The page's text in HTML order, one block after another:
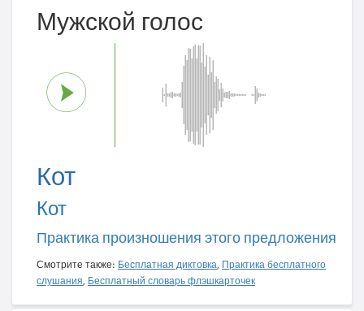
Мужской голос
Кот
Кот
Практика произношения этого предложения
Смотрите также: Бесплатная диктовка, Практика бесплатного
слушания, Бесплатный словарь флэшкарточек